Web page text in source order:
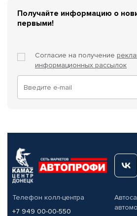
Получайте информацию о
первыми!
Согласие на получение
информационных рассылок
Телефон колл-центра
+7 949 00-00-550